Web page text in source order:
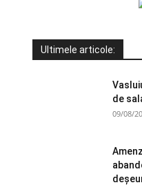
Ultimele articole:
de
09/08/